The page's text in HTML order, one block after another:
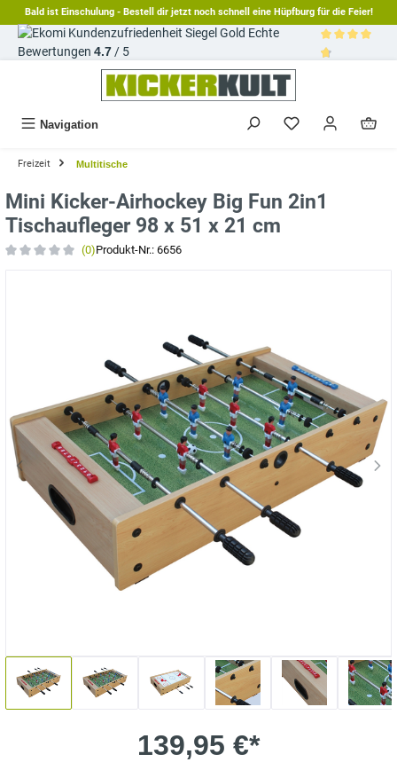
springen
Bald ist Einschulung - Bestell dir jetzt noch schnell eine Hüpfburg für die Feier!
Echte
Bewertungen 4.7/ 5
Navigation
Freizeit Multitische
Mini Kicker-Airhockey Big Fun 2in1
Tischaufleger 98 x 51 x 21 cm
(0)Produkt-Nr.: 6656
139,95 €*